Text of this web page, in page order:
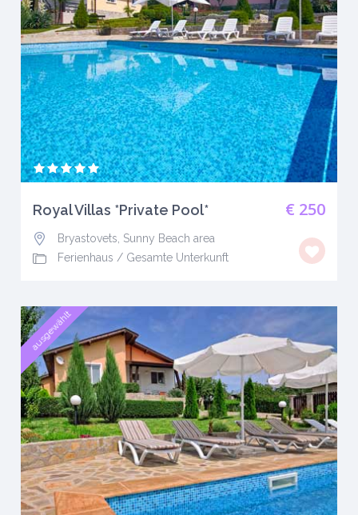
€ 250
Royal Villas *Private Pool*
Bryastovets, Sunny Beach area
Ferienhaus / Gesamte Unterkunft
ausgewählt